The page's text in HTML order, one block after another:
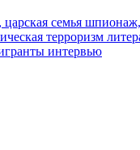
семья шпионаж,
терроризм
интервью